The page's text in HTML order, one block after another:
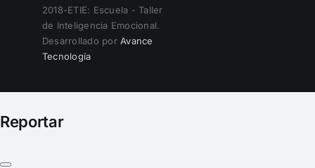
2018-ETIE: Escuela - Taller
de Inteligencia Emocional.
Desarrollado porAvance
Tecnología
Reportar